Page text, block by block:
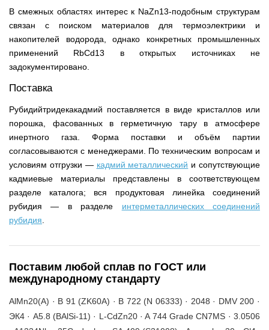
В смежных областях интерес к NaZn13-подобным структурам
связан с поиском материалов для термоэлектрики и
накопителей водорода, однако конкретных промышленных
применений RbCd13 в открытых источниках не
задокументировано.
Поставка
Рубидийтридекакадмий поставляется в виде кристаллов или
порошка, фасованных в герметичную тару в атмосфере
инертного газа. Форма поставки и объём партии
согласовываются с менеджерами. По техническим вопросам и
условиям отгрузки — кадмий металлический и сопутствующие
кадмиевые материалы представлены в соответствующем
разделе каталога; вся продуктовая линейка соединений
рубидия — в разделе интерметаллических соединений
рубидия
Поставим любой сплав по ГОСТ или
международному стандарту
AlMn20(A) · B 91 (ZK60A) · B 722 (N 06333) · 2048 · DMV 200 ·
ЭК4 · A5.8 (BAlSi-11) · L-CdZn20 · A 744 Grade CN7MS · 3.0506